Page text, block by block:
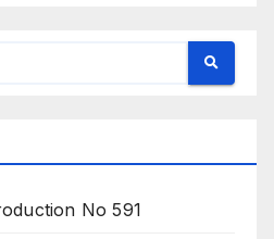
No 591